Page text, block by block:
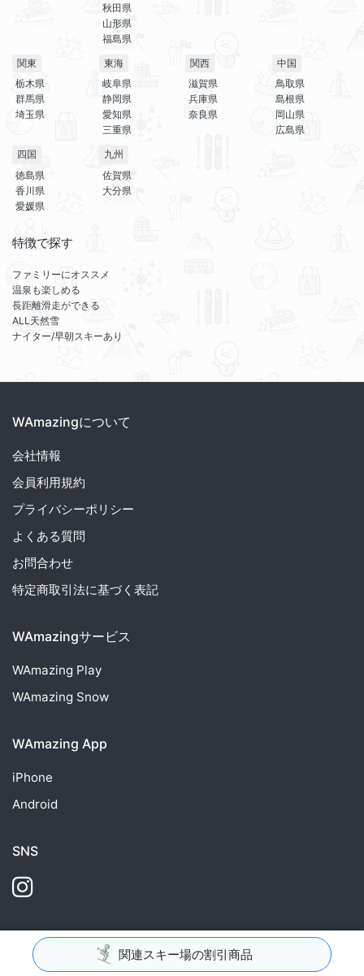
関連スキー場の割引商品
秋田県
山形県
福島県
関東
栃木県
群馬県
埼玉県
東海
岐阜県
静岡県
愛知県
三重県
関西
滋賀県
兵庫県
奈良県
中国
鳥取県
島根県
岡山県
広島県
四国
徳島県
香川県
愛媛県
九州
佐賀県
大分県
特徴で探す
ファミリーにオススメ
温泉も楽しめる
長距離滑走ができる
ALL天然雪
ナイター/早朝スキーあり
WAmazingについて
会社情報
会員利用規約
プライバシーポリシー
よくある質問
お問合わせ
特定商取引法に基づく表記
WAmazingサービス
WAmazing Play
WAmazing Snow
WAmazing App
iPhone
Android
SNS
運営会社WAmazing株式会社 東京都知事登録旅行業第2-7274号
© WAmazing inc., All Rights Reserved.